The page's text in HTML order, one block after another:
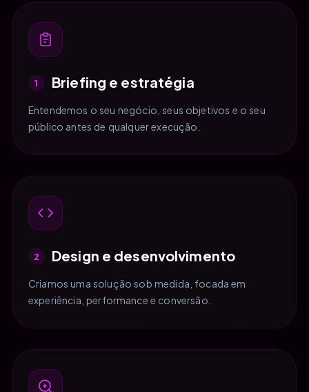
1 Briefing e estratégia
Entendemos o seu negócio, seus objetivos e o seu
público antes de qualquer execução.
2 Design e desenvolvimento
Criamos uma solução sob medida, focada em
experiência, performance e conversão.